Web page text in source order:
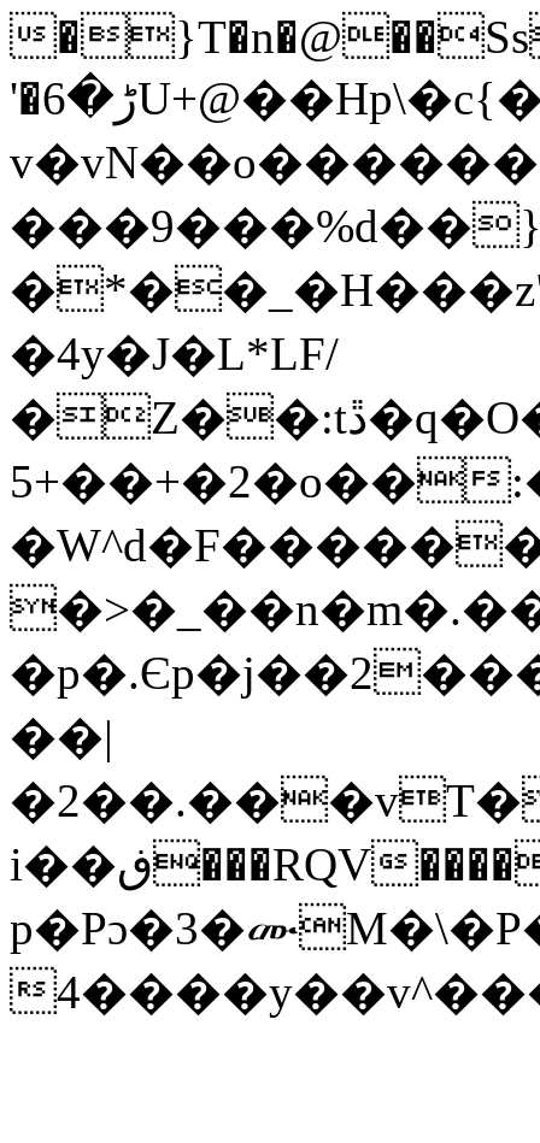
'�ڑ�6U+@��Hp\�c{�z��n��xN�����xƍ
�4y�J�L*LF/
�Z��:tڐ�q�O���O�go��`�mO�_w��^�M�o-
5+��+�2�o��
��|
i��ڧ���RQV����0������+�<��E�dZ���u����f.%,԰D�> ?